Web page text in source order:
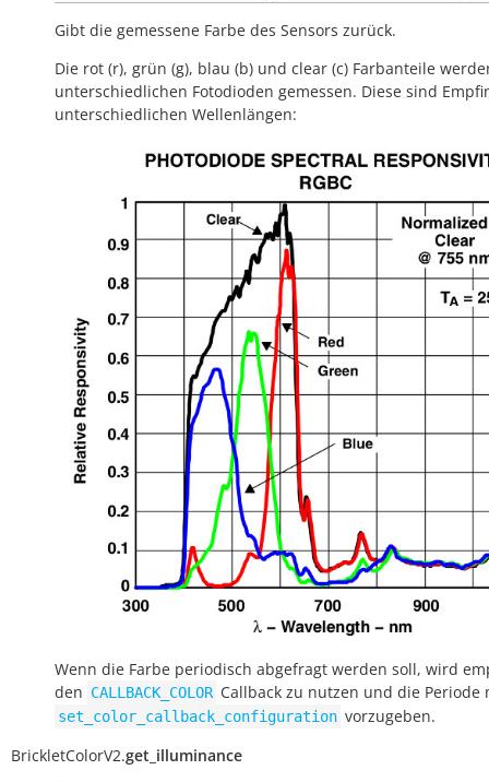
Gibt die gemessene Farbe des Sensors zurück.
Die rot (r), grün (g), blau (b) und clear (c) Farbanteile
unterschiedlichen Fotodioden gemessen. Diese sind
unterschiedlichen Wellenlängen:
Wenn die Farbe periodisch abgefragt werden soll, wird
den CALLBACK_COLOR Callback zu nutzen und die Periode
set_color_callback_configuration vorzugeben.
BrickletColorV2.get_illuminance